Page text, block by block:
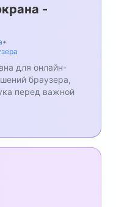
-
•
для онлайн-
браузера,
перед важной